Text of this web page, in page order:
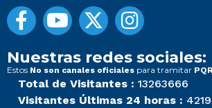
Nuestras redes sociales:
Estos No son canales oficiales para tramitar
Total de Visitantes : 13263666
Visitantes Últimas 24 horas :